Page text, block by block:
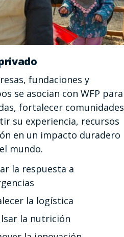
fundaciones y
se asocian con WFP para
fortalecer comunidades
su experiencia, recursos
en un impacto duradero
mundo.
la respuesta a
la logística
la nutrición